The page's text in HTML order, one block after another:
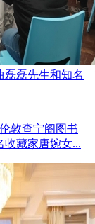
磊磊先生和知名
敦查宁阁图书
收藏家唐婉女...